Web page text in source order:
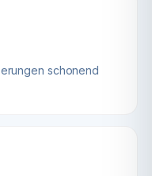
schonend